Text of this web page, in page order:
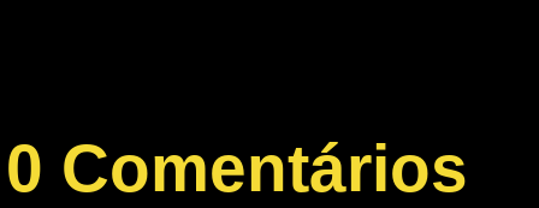
0 Comentários